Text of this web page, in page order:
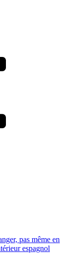
pas même en
espagnol